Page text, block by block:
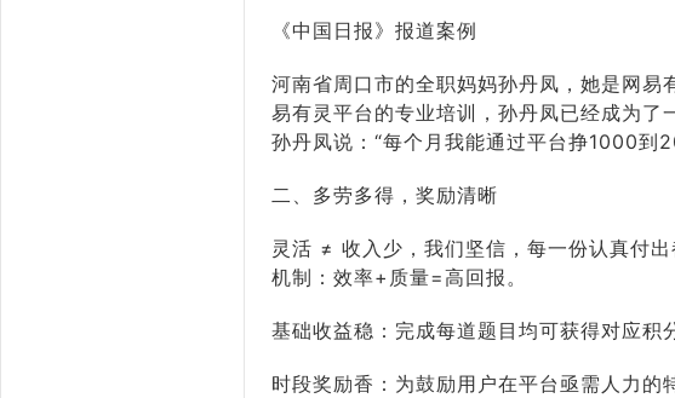
《中国日报》报道案例
河南省周口市的全职妈妈孙丹凤，她是网
易有灵平台的专业培训，孙丹凤已经成为了
孙丹凤说：“每个月我能通过平台挣1000到
二、多劳多得，奖励清晰
灵活 ≠ 收入少，我们坚信，每一份认真付
机制：效率+质量=高回报。
基础收益稳：完成每道题目均可获得对应积
时段奖励香：为鼓励用户在平台亟需人力的